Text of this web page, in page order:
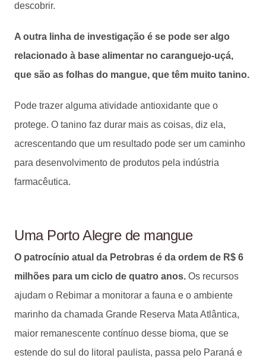
descobrir.
A outra linha de investigação é se pode ser algo
relacionado à base alimentar no caranguejo-uçá,
que são as folhas do mangue, que têm muito tanino.
Pode trazer alguma atividade antioxidante que o
protege. O tanino faz durar mais as coisas, diz ela,
acrescentando que um resultado pode ser um caminho
para desenvolvimento de produtos pela indústria
farmacêutica.
Uma Porto Alegre de mangue
O patrocínio atual da Petrobras é da ordem de R$ 6
milhões para um ciclo de quatro anos. Os recursos
ajudam o Rebimar a monitorar a fauna e o ambiente
marinho da chamada Grande Reserva Mata Atlântica,
maior remanescente contínuo desse bioma, que se
estende do sul do litoral paulista, passa pelo Paraná e